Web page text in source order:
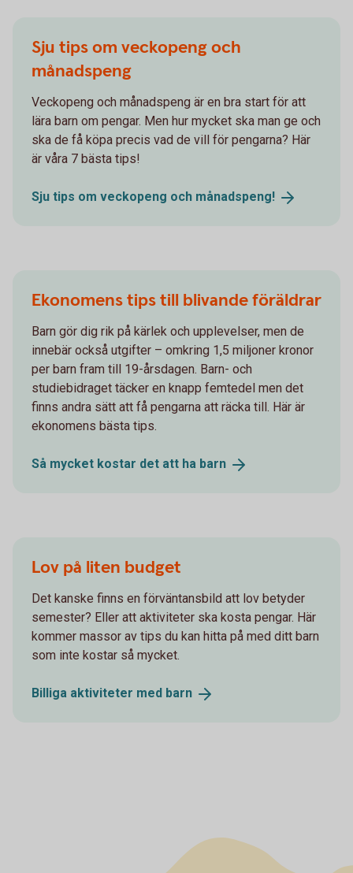
Sju tips om veckopeng och
månadspeng
Veckopeng och månadspeng är en bra start för att
lära barn om pengar. Men hur mycket ska man ge och
ska de få köpa precis vad de vill för pengarna? Här
är våra 7 bästa tips!
Sju tips om veckopeng och månadspeng!
Ekonomens tips till blivande föräldrar
Barn gör dig rik på kärlek och upplevelser, men de
innebär också utgifter – omkring 1,5 miljoner kronor
per barn fram till 19-årsdagen. Barn- och
studiebidraget täcker en knapp femtedel men det
finns andra sätt att få pengarna att räcka till. Här är
ekonomens bästa tips.
Så mycket kostar det att ha barn
Lov på liten budget
Det kanske finns en förväntansbild att lov betyder
semester? Eller att aktiviteter ska kosta pengar. Här
kommer massor av tips du kan hitta på med ditt barn
som inte kostar så mycket.
Billiga aktiviteter med barn